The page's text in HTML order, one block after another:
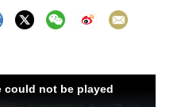
could not be played